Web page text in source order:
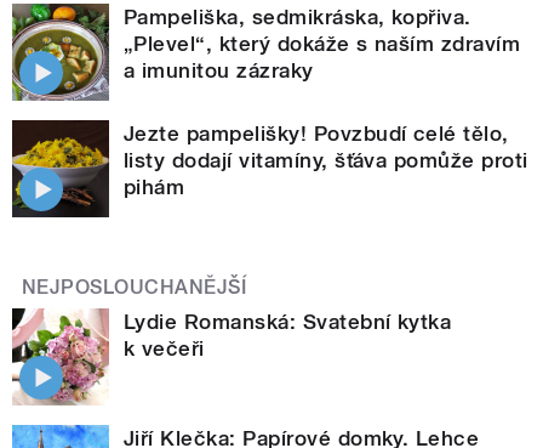
Pampeliška, sedmikráska, kopřiva.
„Plevel“, který dokáže s naším zdravím
a imunitou zázraky
Jezte pampelišky! Povzbudí celé tělo,
listy dodají vitamíny, šťáva pomůže proti
pihám
NEJPOSLOUCHANĚJŠÍ
Lydie Romanská: Svatební kytka
k večeři
Jiří Klečka: Papírové domky. Lehce